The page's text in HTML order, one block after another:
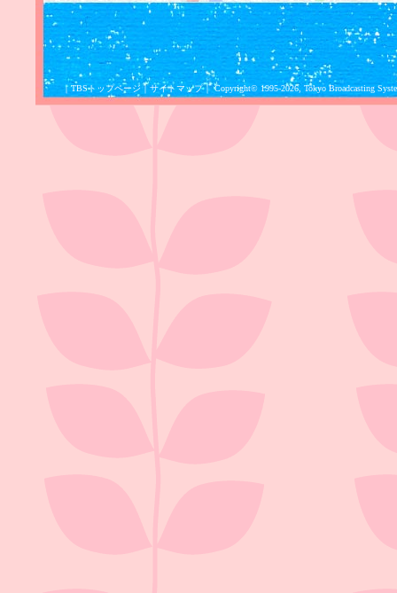
｜ TBSトップページ｜サイトマップ｜ Copyright© 1995-2026, Tokyo Broadcasting